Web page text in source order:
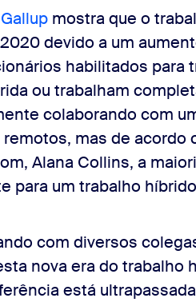
mostra que o
devido a um
habilitados para
ou trabalham
colaborando com
mas de acordo
Alana Collins, a
para um trabalho
com diversos
nova era do trabalho
está